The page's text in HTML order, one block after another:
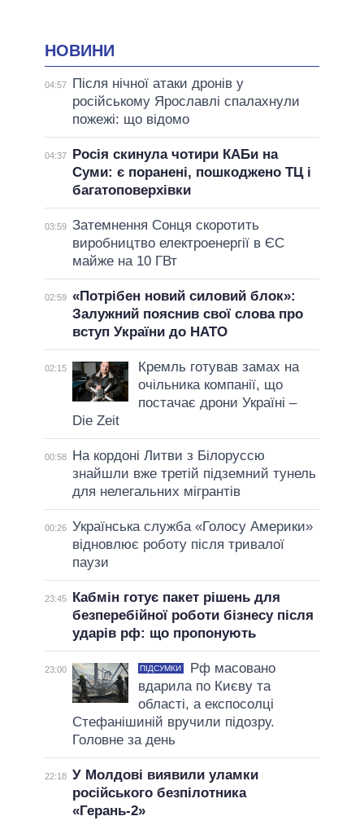
НОВИНИ
04:57
Після нічної атаки дронів у
російському Ярославлі спалахнули
пожежі: що відомо
04:37
Росія скинула чотири КАБи на
Суми: є поранені, пошкоджено ТЦ і
багатоповерхівки
03:59 Затемнення Сонця скоротить
виробництво електроенергії в ЄС
майже на 10 ГВт
02:59 «Потрібен новий силовий блок»:
Залужний пояснив свої слова про
вступ України до НАТО
02:15
Кремль готував замах на
очільника компанії, що
постачає дрони Україні –
Die Zeit
00:58
На кордоні Литви з Білоруссю
знайшли вже третій підземний тунель
для нелегальних мігрантів
00:26 Українська служба «Голосу Америки»
відновлює роботу після тривалої
паузи
23:45
Кабмін готує пакет рішень для
безперебійної роботи бізнесу після
ударів рф: що пропонують
23:00 ПІДСУМКИ
Рф масовано
вдарила по Києву та
області, а експосолці
Стефанішиній вручили підозру.
Головне за день
22:18 У Молдові виявили уламки
російського безпілотника
«Герань-2»